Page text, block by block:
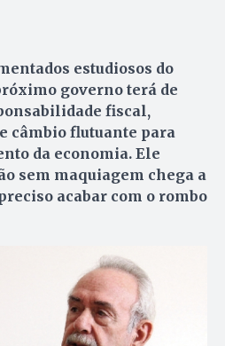
estudiosos do
governo terá de
fiscal,
câmbio flutuante para
da economia. Ele
sem maquiagem chega a
acabar com o rombo